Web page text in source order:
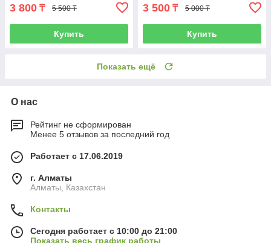
3 800 ₸ 5 500 ₸
Купить
3 500 ₸ 5 000 ₸
Купить
Показать ещё
О нас
Рейтинг не сформирован
Менее 5 отзывов за последний год
Работает с 17.06.2019
г. Алматы
Алматы, Казахстан
Контакты
Сегодня работает с 10:00 до 21:00
Показать весь график работы